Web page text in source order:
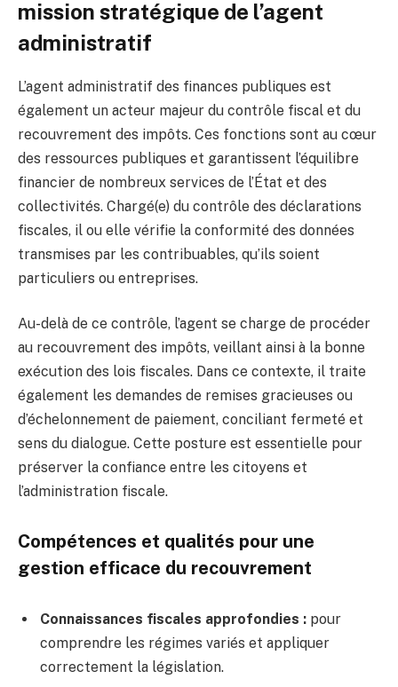
mission stratégique de l’agent
administratif
L’agent administratif des finances publiques est
également un acteur majeur du contrôle fiscal et du
recouvrement des impôts. Ces fonctions sont au cœur
des ressources publiques et garantissent l’équilibre
financier de nombreux services de l’État et des
collectivités. Chargé(e) du contrôle des déclarations
fiscales, il ou elle vérifie la conformité des données
transmises par les contribuables, qu’ils soient
particuliers ou entreprises.
Au-delà de ce contrôle, l’agent se charge de procéder
au recouvrement des impôts, veillant ainsi à la bonne
exécution des lois fiscales. Dans ce contexte, il traite
également les demandes de remises gracieuses ou
d’échelonnement de paiement, conciliant fermeté et
sens du dialogue. Cette posture est essentielle pour
préserver la confiance entre les citoyens et
l’administration fiscale.
Compétences et qualités pour une
gestion efficace du recouvrement
Connaissances fiscales approfondies : pour
comprendre les régimes variés et appliquer
correctement la législation.